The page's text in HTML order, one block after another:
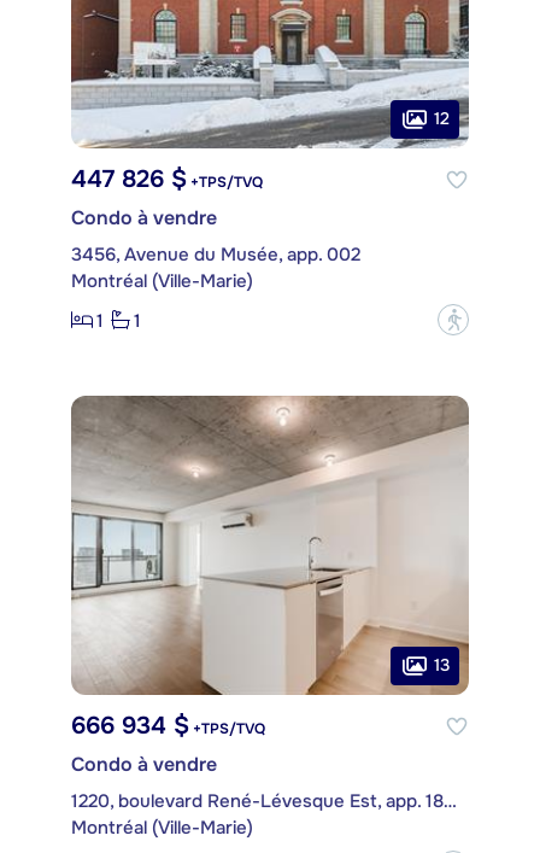
12
447 826 $ +TPS/TVQ
Condo à vendre
3456, Avenue du Musée, app. 002
Montréal (Ville-Marie)
1
1 ?
13
666 934 $ +TPS/TVQ
Condo à vendre
1220, boulevard René-Lévesque Est, app. 1803
Montréal (Ville-Marie)